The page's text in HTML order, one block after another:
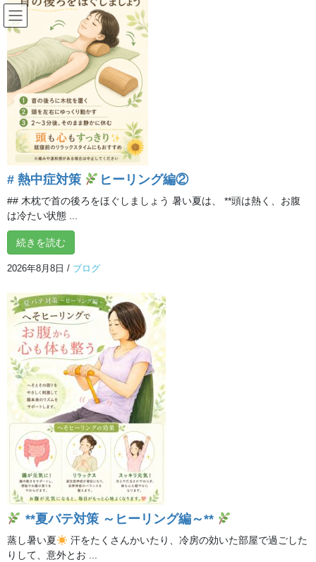
コ
ン
ン
ツ
へ
ス
ナ
ビ
ー
シ
ョ
ン
ブログ
HOME ブログ BHPヒーリングパーティ開催
2019年9月11日 / 最終更新日時 :2019年9月11日
スタジオ
ブログ
BHPヒーリングパーティ開催
こんにちは。イルチブレインヨガ所沢スタジオです。
今日は会員の皆さまと朝のトレーニングをしてから、BHPという
手足や頭の先を押すヒーリングを互いにしあいました
いつもと違う感覚でヒーリングポイントを見つけ、それぞれの不
調とリンクしその後は目がスッキリした、体が熱くなった、頭が
スッキリ、開かなかった足の指がとても開くようになったり、自
ら不調を改善できて喜ばれました！
そして皆さま持ち寄りのお食事パーティ♪いろんな手作りのお料理
を皆で食べると尚更とってもおいしかったです。
体の健康の話から地球の健康とは！？と話が大きくなり、皆さま
意識が高いです
こんなに楽しくヒーリングされる持ち寄りパーティたまに行いま
すので、所沢スタジオに遊びにいらしてくださいね‼
この記事が気に入ったらいい
ね！＆フォローしよう
# 熱中症対策 ヒーリング編②
## 木枕で首の後ろをほぐしましょう 暑い夏は、 **頭は熱く、お腹
は冷たい状態 ...
続きを読む
2026年8月8日 / ブログ
**夏バテ対策 ～ヒーリング編～**
蒸し暑い夏
汗をたくさんかいたり、冷房の効いた部屋で過ごした
りして、意外とお ...